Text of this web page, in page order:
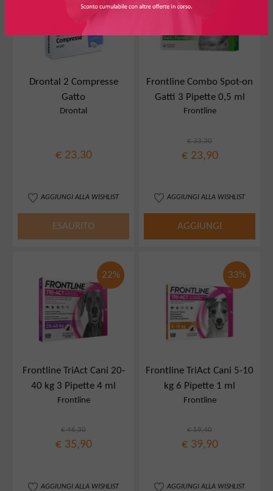
Drontal 2 Compresse
Gatto
Drontal
€ 23,30
AGGIUNGI ALLA WISHLIST
ESAURITO
Frontline Combo Spot-on
Gatti 3 Pipette 0,5 ml
Frontline
€ 33,30
€ 23,90
AGGIUNGI ALLA WISHLIST
AGGIUNGI
22%
Frontline TriAct Cani 20-
40 kg 3 Pipette 4 ml
Frontline
€ 46,30
€ 35,90
AGGIUNGI ALLA WISHLIST
33%
Frontline TriAct Cani 5-10
kg 6 Pipette 1 ml
Frontline
€ 59,40
€ 39,90
AGGIUNGI ALLA WISHLIST